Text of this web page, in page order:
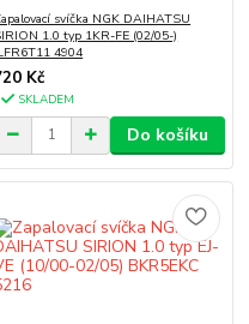
svíčka NGK DAIHATSU
1.0 typ 1KR-FE (02/05-)
4904
Kč
SKLADEM
Do košíku